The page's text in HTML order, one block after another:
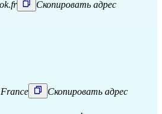
Скопировать адрес
Скопировать адрес